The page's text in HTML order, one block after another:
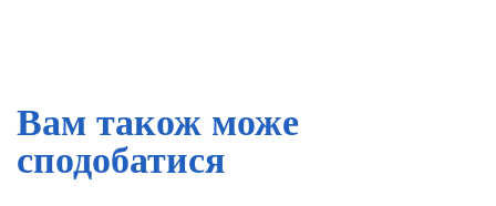
Вам також може
сподобатися